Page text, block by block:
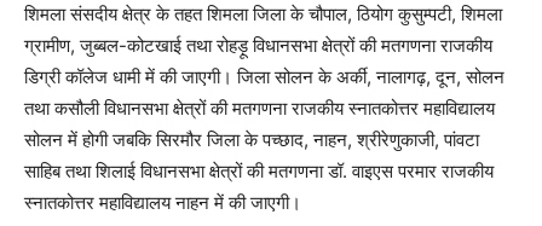
शिमला संसदीय क्षेत्र के तहत शिमला जिला के चौपाल, ठियोग कुसुम्पटी, शिमला
ग्रामीण, जुब्बल-कोटखाई तथा रोहड़ू विधानसभा क्षेत्रों की मतगणना राजकीय
डिग्री कॉलेज धामी में की जाएगी। जिला सोलन के अर्की, नालागढ़, दून, सोलन
तथा कसौली विधानसभा क्षेत्रों की मतगणना राजकीय स्नातकोत्तर महाविद्यालय
सोलन में होगी जबकि सिरमौर जिला के पच्छाद, नाहन, श्रीरेणुकाजी, पांवटा
साहिब तथा शिलाई विधानसभा क्षेत्रों की मतगणना डॉ. वाइएस परमार राजकीय
स्नातकोत्तर महाविद्यालय नाहन में की जाएगी।